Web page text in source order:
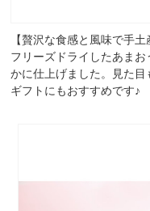
【贅沢な食感と風味で手土
フリーズドライしたあま
かに仕上げました。見た
ギフトにもおすすめです♪